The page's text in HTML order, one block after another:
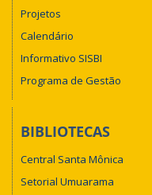
Projetos
Calendário
Informativo SISBI
Programa de Gestão
BIBLIOTECAS
Central Santa Mônica
Setorial Umuarama